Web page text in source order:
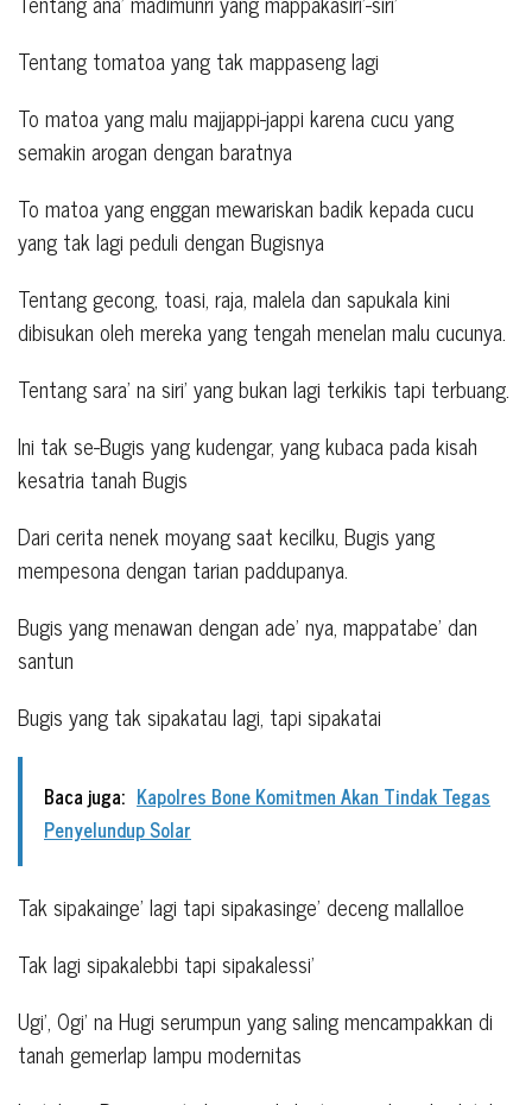
Tentang tomatoa yang tak mappaseng lagi
To matoa yang malu majjappi-jappi karena cucu yang
semakin arogan dengan baratnya
To matoa yang enggan mewariskan badik kepada cucu
yang tak lagi peduli dengan Bugisnya
Tentang gecong, toasi, raja, malela dan sapukala kini
dibisukan oleh mereka yang tengah menelan malu cucunya.
Tentang sara’ na siri’ yang bukan lagi terkikis tapi terbuang.
Ini tak se-Bugis yang kudengar, yang kubaca pada kisah
kesatria tanah Bugis
Dari cerita nenek moyang saat kecilku, Bugis yang
mempesona dengan tarian paddupanya.
Bugis yang menawan dengan ade’ nya, mappatabe’ dan
santun
Bugis yang tak sipakatau lagi, tapi sipakatai
Baca juga: Kapolres Bone Komitmen Akan Tindak Tegas
Penyelundup Solar
Tak sipakainge’ lagi tapi sipakasinge’ deceng mallalloe
Tak lagi sipakalebbi tapi sipakalessi’
Ugi’, Ogi’ na Hugi serumpun yang saling mencampakkan di
tanah gemerlap lampu modernitas